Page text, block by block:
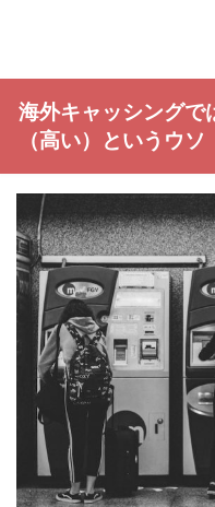
海外キャッシングで
（高い）というウソ